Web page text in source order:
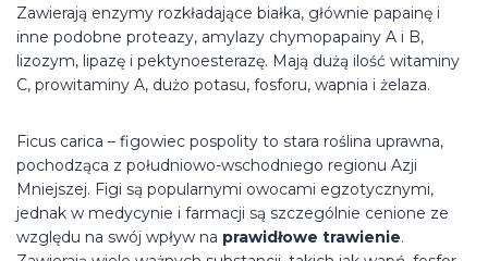
Zawierają enzymy rozkładające białka, głównie papainę i
inne podobne proteazy, amylazy chymopapainy A i B,
lizozym, lipazę i pektynoesterazę. Mają dużą ilość witaminy
C, prowitaminy A, dużo potasu, fosforu, wapnia i żelaza.
Ficus carica – figowiec pospolity to stara roślina uprawna,
pochodząca z południowo-wschodniego regionu Azji
Mniejszej. Figi są popularnymi owocami egzotycznymi,
jednak w medycynie i farmacji są szczególnie cenione ze
względu na swój wpływ na prawidłowe trawienie.